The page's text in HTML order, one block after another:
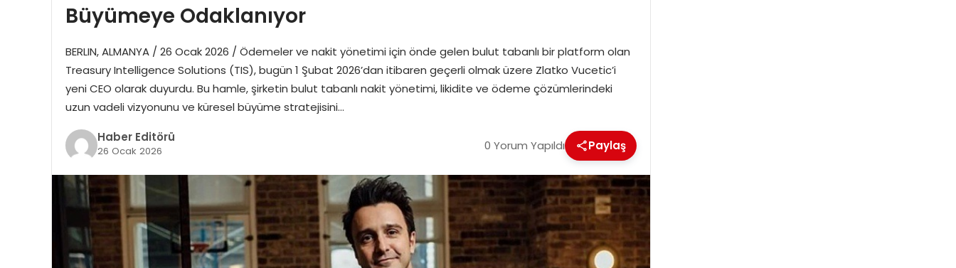
Büyümeye Odaklanıyor
BERLIN, ALMANYA / 26 Ocak 2026 / Ödemeler ve nakit yönetimi için önde gelen bulut tabanlı bir platform olan
Treasury Intelligence Solutions (TIS), bugün 1 Şubat 2026’dan itibaren geçerli olmak üzere Zlatko Vucetic’i
yeni CEO olarak duyurdu. Bu hamle, şirketin bulut tabanlı nakit yönetimi, likidite ve ödeme çözümlerindeki
uzun vadeli vizyonunu ve küresel büyüme stratejisini…
Haber Editörü
26 Ocak 2026 0 Yorum Yapıldı Paylaş